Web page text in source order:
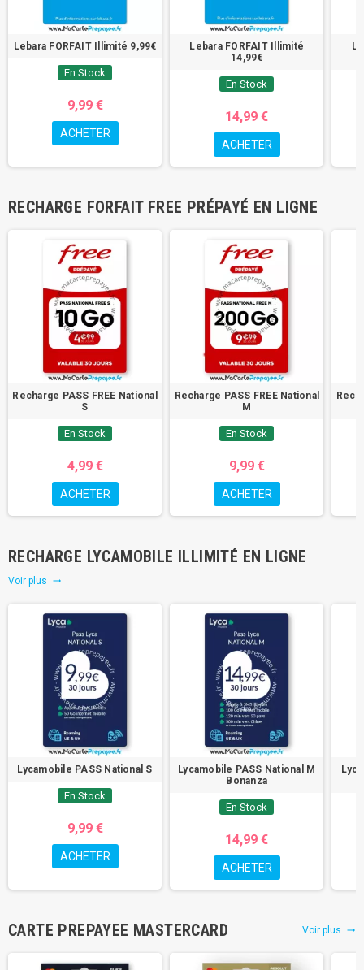
Lebara FORFAIT Illimité 9,99€
En Stock
9,99 €
ACHETER
Lebara FORFAIT Illimité
14,99€
En Stock
14,99 €
ACHETER
RECHARGE FORFAIT FREE PRÉPAYÉ EN LIGNE
Recharge PASS FREE National
S
En Stock
4,99 €
ACHETER
Recharge PASS FREE National
M
En Stock
9,99 €
ACHETER
RECHARGE LYCAMOBILE ILLIMITÉ EN LIGNE
Voir plus trending_flat
Lycamobile PASS National S
En Stock
9,99 €
ACHETER
Lycamobile PASS National M
Bonanza
En Stock
14,99 €
ACHETER
CARTE PREPAYEE MASTERCARD Voir plus trending_flat